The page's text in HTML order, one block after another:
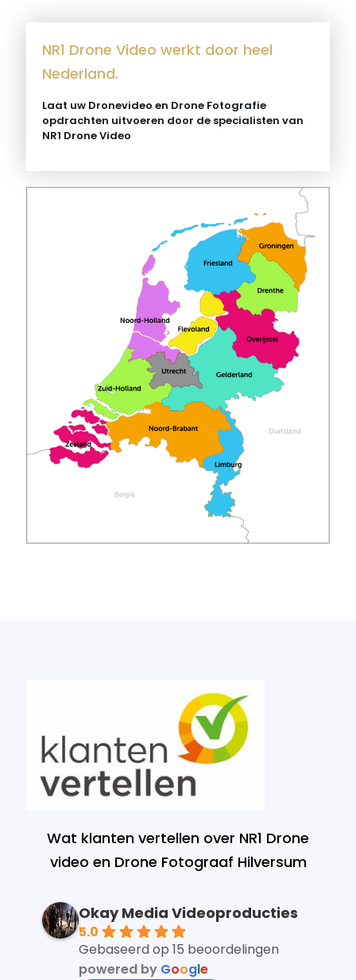
NR1 Drone Video werkt door heel
Nederland.
Laat uw Dronevideo en Drone Fotografie
opdrachten uitvoeren door de specialisten van
NR1 Drone Video
Wat klanten vertellen over NR1 Drone
video en Drone Fotograaf Hilversum
Okay Media Videoproducties
5.0
Gebaseerd op 15 beoordelingen
powered by Google